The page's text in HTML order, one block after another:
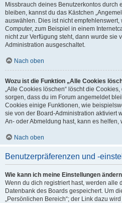
Missbrauch deines Benutzerkontos durch
bleiben, kannst du das Kästchen
auswählen. Dies ist nicht
Computer, zum Beispiel in einem
nicht zur Verfügung steht, dann wurde sie
Administration ausgeschaltet.
Nach oben
Wozu ist die Funktion „Alle Cookies
„Alle Cookies löschen“ löscht die
sorgen, dass du im Forum angemeldet
Cookies einige Funktionen, wie
sie von der Board-Administration aktiviert
An- oder Abmeldung hast, kann es
Nach oben
Benutzerpräferenzen und -
Wie kann ich meine Einstellungen
Wenn du dich registriert hast, werden alle
Datenbank des Boards gespeichert. Um
„Persönlichen Bereich“; der Link dazu